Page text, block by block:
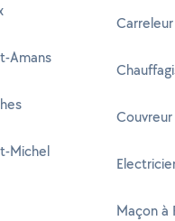
Amans
Michel
Maçon à